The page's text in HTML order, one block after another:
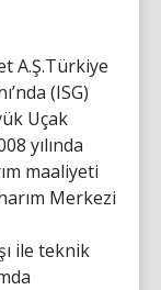
A.Ş.Türkiye
(ISG)
Uçak
yılında
maaliyeti
Merkezi
ile teknik